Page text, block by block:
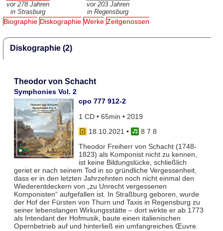
vor 278 Jahren
in Strasburg
vor 203 Jahren
in Regensburg
Biographie Diskographie Werke Zeitgenossen
Diskographie (2)
Theodor von Schacht
Symphonies Vol. 2
cpo 777 912-2
1 CD • 65min • 2019
18.10.2021 •
8 7 8
Theodor Freiherr von Schacht (1748-
1823) als Komponist nicht zu kennen,
ist keine Bildungslücke, schließlich
geriet er nach seinem Tod in so gründliche Vergessenheit,
dass er in den letzten Jahrzehnten noch nicht einmal den
Wiederentdeckern von „zu Unrecht vergessenen
Komponisten“ aufgefallen ist. In Straßburg geboren, wurde
der Hof der Fürsten von Thurn und Taxis in Regensburg zu
seiner lebenslangen Wirkungsstätte – dort wirkte er ab 1773
als Intendant der Hofmusik, baute einen italienischen
Opernbetrieb auf und hinterließ ein umfangreiches Œuvre.